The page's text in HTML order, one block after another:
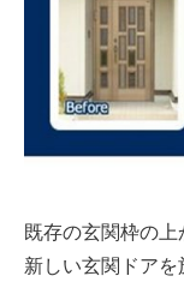
既存の玄関枠の
新しい玄関ドアを